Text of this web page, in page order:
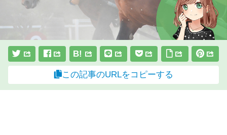
B!
この記事のURLをコピーする